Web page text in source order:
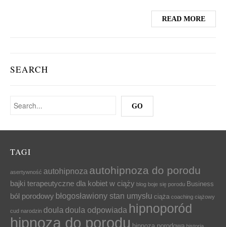
READ MORE
SEARCH
TAGI
asertywność autohipnoza autohipnoza do porodu
bajki terapeutyczne dla kobiet w ciąży blog boje się porodu Business
ból porodowy błogosławiony stan umysłu ciąża coaching ciążowy
cud narodzin doula doula odpowiada hipnoporód
hipnoza do porodu